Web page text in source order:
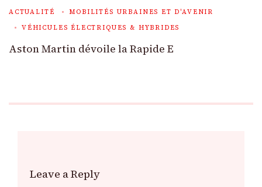
ACTUALITÉ
MOBILITÉS URBAINES ET D'AVENIR
VÉHICULES ÉLECTRIQUES & HYBRIDES
Aston Martin dévoile la Rapide E
Leave a Reply